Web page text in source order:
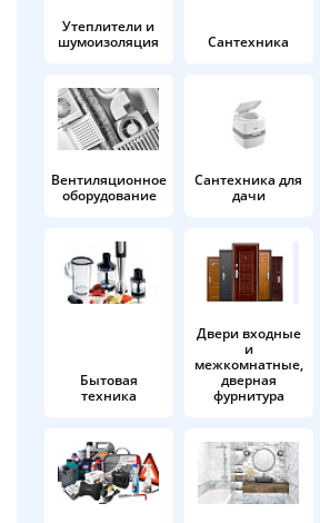
Утеплители и
шумоизоляция
Сантехника
Вентиляционное
оборудование
Сантехника для
дачи
Бытовая
техника
Двери входные
и
межкомнатные,
дверная
фурнитура
Оставшиеся
% будут
по25%каждые 2 недели
Подробнее
об оплате Плайтом
недели
Остались вопросы?
8 800 302-02-51
plait.ru